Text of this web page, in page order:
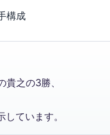
構成
之の3勝、
ています。